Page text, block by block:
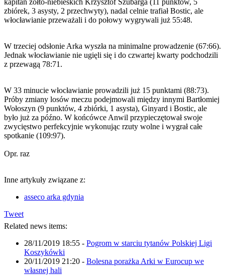
zbiórek, 3 asysty, 2 przechwyty), nadal celnie trafiał Bostic, ale
włocławianie przeważali i do połowy wygrywali już 55:48.
W trzeciej odsłonie Arka wyszła na minimalne prowadzenie (67:66).
Jednak włocławianie nie ugięli się i do czwartej kwarty podchodzili
z przewagą 78:71.
W 33 minucie włocławianie prowadzili już 15 punktami (88:73).
Próby zmiany losów meczu podejmowali między innymi Bartłomiej
Wołoszyn (9 punktów, 4 zbiórki, 1 asysta), Ginyard i Bostic, ale
było już za późno. W końcówce Anwil przypieczętował swoje
zwycięstwo perfekcyjnie wykonując rzuty wolne i wygrał całe
spotkanie (109:97).
Opr. raz
Inne artykuły związane z:
asseco arka gdynia
Tweet
Related news items:
28/11/2019 18:55 - Pogrom w starciu tytanów Polskiej Ligi
Koszykówki
20/11/2019 21:20 - Bolesna porażka Arki w Eurocup we
własnej hali